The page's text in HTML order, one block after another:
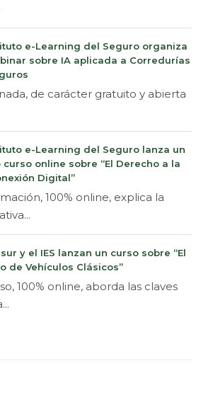
e-Learning del Seguro organiza
sobre IA aplicada a Corredurías
de carácter gratuito y abierta
e-Learning del Seguro lanza un
curso online sobre “El Derecho a la
Digital”
100% online, explica la
y el IES lanzan un curso sobre “El
de Vehículos Clásicos”
100% online, aborda las claves